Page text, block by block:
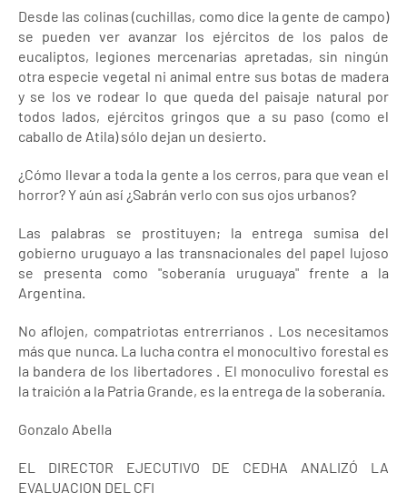
Desde las colinas (cuchillas, como dice la gente de campo)
se pueden ver avanzar los ejércitos de los palos de
eucaliptos, legiones mercenarias apretadas, sin ningún
otra especie vegetal ni animal entre sus botas de madera
y se los ve rodear lo que queda del paisaje natural por
todos lados, ejércitos gringos que a su paso (como el
caballo de Atila) sólo dejan un desierto.
¿Cómo llevar a toda la gente a los cerros, para que vean el
horror? Y aún así ¿Sabrán verlo con sus ojos urbanos?
Las palabras se prostituyen; la entrega sumisa del
gobierno uruguayo a las transnacionales del papel lujoso
se presenta como "soberanía uruguaya" frente a la
Argentina.
No aflojen, compatriotas entrerrianos . Los necesitamos
más que nunca. La lucha contra el monocultivo forestal es
la bandera de los libertadores . El monoculivo forestal es
la traición a la Patria Grande, es la entrega de la soberanía.
Gonzalo Abella
EL DIRECTOR EJECUTIVO DE CEDHA ANALIZÓ LA
EVALUACION DEL CFI